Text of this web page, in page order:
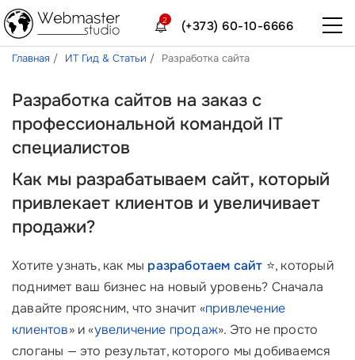
(+373) 60-10-6666
2
Главная ИТ Гид & Статьи Разработка сайта
Разработка сайтов на заказ с
профессиональной командой IT
специалистов
Как мы разрабатываем сайт, который
привлекает клиентов и увеличивает
продажи?
Хотите узнать, как мы разработаем сайт ⭐, который
поднимет ваш бизнес на новый уровень? Сначала
давайте проясним, что значит «привлечение
клиентов» и «увеличение продаж». Это не просто
слоганы — это результат, которого мы добиваемся